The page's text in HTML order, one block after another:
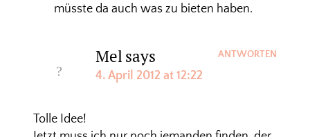
müsste da auch was zu bieten haben.
Melsays
4. April 2012 at 12:22
Tolle Idee!
ANTWORTEN